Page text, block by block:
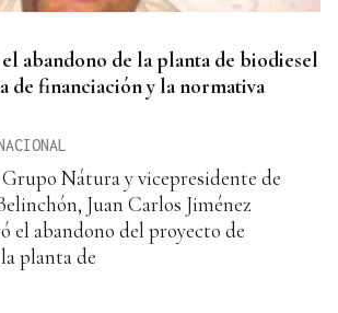
abandono de la planta de biodiesel
de financiación y la normativa
Nátura y vicepresidente de
Juan Carlos Jiménez
el abandono del proyecto de
planta de